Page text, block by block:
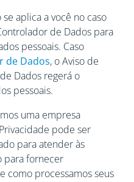
aplica a você no caso
de Dados para
pessoais. Caso
de Dados, o Aviso de
Dados regerá o
pessoais.
uma empresa
pode ser
para atender às
para fornecer
como processamos seus